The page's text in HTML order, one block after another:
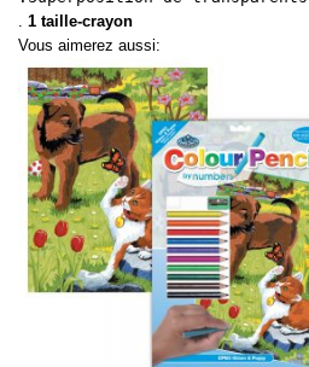
1 taille-crayon
Vous aimerez aussi: